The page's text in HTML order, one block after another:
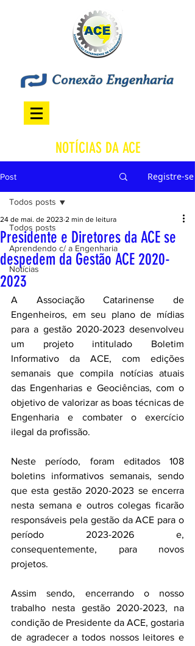
NOTÍCIAS DA ACE
Post Registre-se
Todos posts
Aprendendo c/ a Engenharia
Notícias
Todos posts
Presidente e Diretores da ACE se
despedem da Gestão ACE 2020-
2023
24 de mai. de 2023 2 min de leitura
A Associação Catarinense de
Engenheiros, em seu plano de mídias
para a gestão 2020-2023 desenvolveu
um projeto intitulado Boletim
Informativo da ACE, com edições
semanais que compila notícias atuais
das Engenharias e Geociências, com o
objetivo de valorizar as boas técnicas de
Engenharia e combater o exercício
ilegal da profissão.
Neste período, foram editados 108
boletins informativos semanais, sendo
que esta gestão 2020-2023 se encerra
nesta semana e outros colegas ficarão
responsáveis pela gestão da ACE para o
período 2023-2026 e,
consequentemente, para novos
projetos.
Assim sendo, encerrando o nosso
trabalho nesta gestão 2020-2023, na
condição de Presidente da ACE, gostaria
de agradecer a todos nossos leitores e